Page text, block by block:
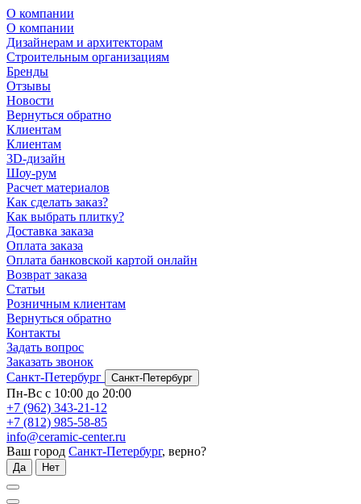
О компании
О компании
Дизайнерам и архитекторам
Строительным организациям
Бренды
Отзывы
Новости
Вернуться обратно
Клиентам
Клиентам
3D-дизайн
Шоу-рум
Расчет материалов
Как сделать заказ?
Как выбрать плитку?
Доставка заказа
Оплата заказа
Оплата банковской картой онлайн
Возврат заказа
Статьи
Розничным клиентам
Вернуться обратно
Контакты
Задать вопрос
Заказать звонок
Санкт-Петербург
Санкт-Петербург
Пн-Вс с 10:00 до 20:00
+7 (962) 343-21-12
+7 (812) 985-58-85
info@ceramic-center.ru
Ваш город Санкт-Петербург, верно?
Да Нет